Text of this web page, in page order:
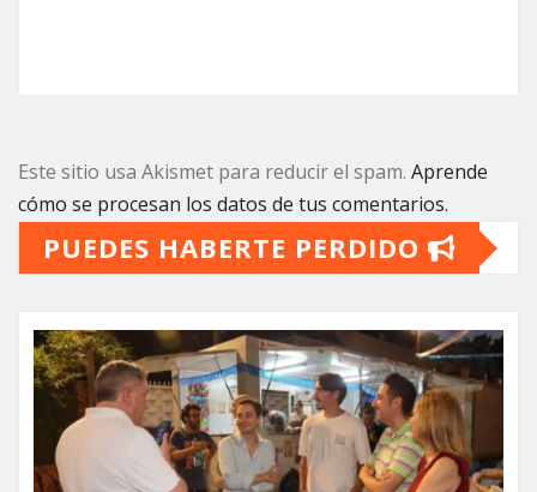
Este sitio usa Akismet para reducir el spam. Aprende
cómo se procesan los datos de tus comentarios.
PUEDES HABERTE PERDIDO